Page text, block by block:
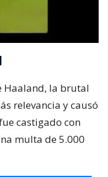
Haaland, la brutal
relevancia y causó
castigado con
multa de 5.000